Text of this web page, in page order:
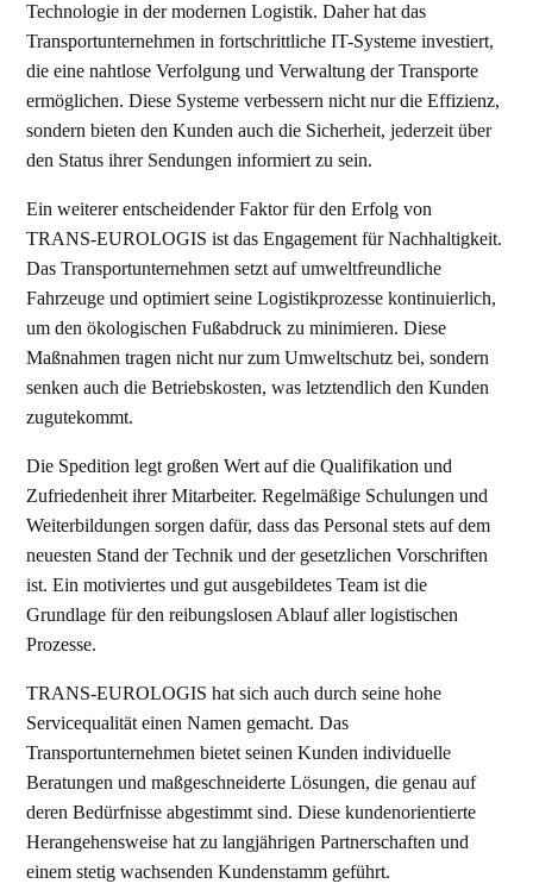
Technologie in der modernen Logistik. Daher hat das
Transportunternehmen in fortschrittliche IT-Systeme investiert,
die eine nahtlose Verfolgung und Verwaltung der Transporte
ermöglichen. Diese Systeme verbessern nicht nur die Effizienz,
sondern bieten den Kunden auch die Sicherheit, jederzeit über
den Status ihrer Sendungen informiert zu sein.
Ein weiterer entscheidender Faktor für den Erfolg von
TRANS-EUROLOGIS ist das Engagement für Nachhaltigkeit.
Das Transportunternehmen setzt auf umweltfreundliche
Fahrzeuge und optimiert seine Logistikprozesse kontinuierlich,
um den ökologischen Fußabdruck zu minimieren. Diese
Maßnahmen tragen nicht nur zum Umweltschutz bei, sondern
senken auch die Betriebskosten, was letztendlich den Kunden
zugutekommt.
Die Spedition legt großen Wert auf die Qualifikation und
Zufriedenheit ihrer Mitarbeiter. Regelmäßige Schulungen und
Weiterbildungen sorgen dafür, dass das Personal stets auf dem
neuesten Stand der Technik und der gesetzlichen Vorschriften
ist. Ein motiviertes und gut ausgebildetes Team ist die
Grundlage für den reibungslosen Ablauf aller logistischen
Prozesse.
TRANS-EUROLOGIS hat sich auch durch seine hohe
Servicequalität einen Namen gemacht. Das
Transportunternehmen bietet seinen Kunden individuelle
Beratungen und maßgeschneiderte Lösungen, die genau auf
deren Bedürfnisse abgestimmt sind. Diese kundenorientierte
Herangehensweise hat zu langjährigen Partnerschaften und
einem stetig wachsenden Kundenstamm geführt.